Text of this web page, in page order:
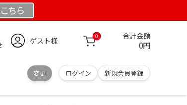
こちら
ゲスト様 0 合計金額
0円
変更 ログイン 新規会員登録